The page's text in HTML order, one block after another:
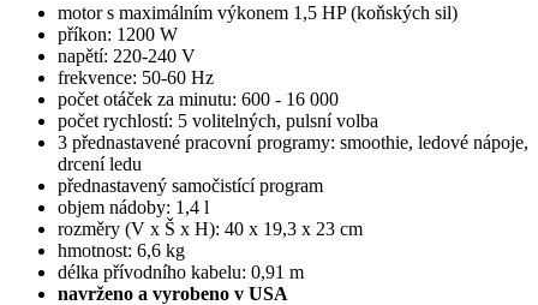
motor s maximálním výkonem 1,5 HP (koňských sil)
příkon: 1200 W
napětí: 220-240 V
frekvence: 50-60 Hz
počet otáček za minutu: 600 - 16 000
počet rychlostí: 5 volitelných, pulsní volba
3 přednastavené pracovní programy: smoothie, ledové nápoje,
drcení ledu
přednastavený samočistící program
objem nádoby: 1,4 l
rozměry (V x Š x H): 40 x 19,3 x 23 cm
hmotnost: 6,6 kg
délka přívodního kabelu: 0,91 m
navrženo a vyrobeno v USA